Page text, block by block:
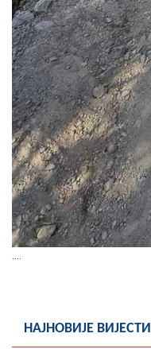
....
НАЈНОВИЈЕ ВИЈЕСТИ